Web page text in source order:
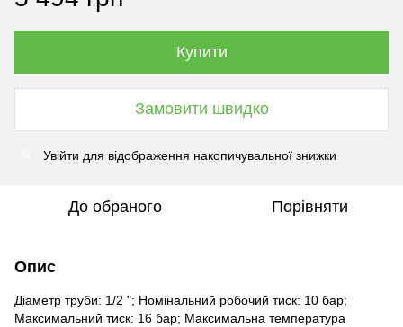
Купити
Замовити швидко
Увійти для відображення накопичувальної знижки
До обраного Порівняти
Опис
Діаметр труби: 1/2 "; Номінальний робочий тиск: 10 бар;
Максимальний тиск: 16 бар; Максимальна температура